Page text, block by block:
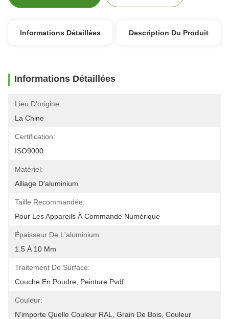
Informations Détaillées Description Du Produit
Informations Détaillées
Lieu D'origine:
La Chine
Certification:
ISO9000
Matériel:
Alliage D'aluminium
Taille Recommandée:
Pour Les Appareils À Commande Numérique
Épaisseur De L'aluminium:
1.5 À 10 Mm
Traitement De Surface:
Couche En Poudre, Peinture Pvdf
Couleur:
N'importe Quelle Couleur RAL, Grain De Bois, Couleur